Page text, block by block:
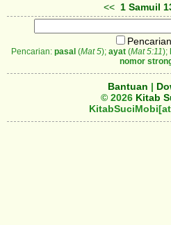
<< 1 Samuil
Pencarian: pasal(Mat 5); ayat(Mat 5:11);
nomor
Bantuan |
© 2026 Kitab